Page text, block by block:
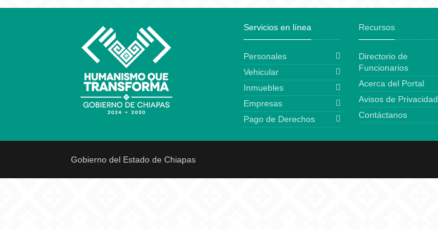
Servicios en línea
Personales
Vehicular
Inmuebles
Empresas
Pago de Derechos
Recursos
Directorio de
Funcionarios
Acerca del Portal
Avisos de Privacidad
Contáctanos
Gobierno del Estado de Chiapas